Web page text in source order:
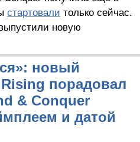
стартовали только сейчас.
новую
новый
порадовал
& Conquer
и датой